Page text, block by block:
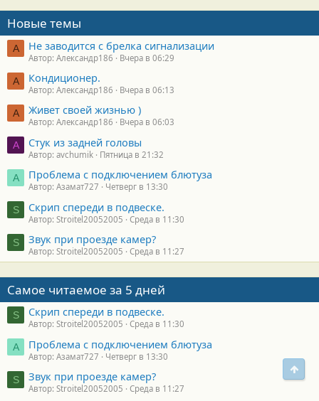
Новые темы
А Не заводится с брелка сигнализации
Автор: Александр186 Вчера в 06:29
А Кондиционер.
Автор: Александр186 Вчера в 06:13
А Живет своей жизнью )
Автор: Александр186 Вчера в 06:03
A Стук из задней головы
Автор: avchumik Пятница в 21:32
А Проблема с подключением блютуза
Автор: Азамат727 Четверг в 13:30
S Скрип спереди в подвеске.
Автор: Stroitel20052005 Среда в 11:30
S Звук при проезде камер?
Автор: Stroitel20052005 Среда в 11:27
Самое читаемое за 5 дней
S Скрип спереди в подвеске.
Автор: Stroitel20052005 Среда в 11:30
А Проблема с подключением блютуза
Автор: Азамат727 Четверг в 13:30
S Звук при проезде камер?
Автор: Stroitel20052005 Среда в 11:27